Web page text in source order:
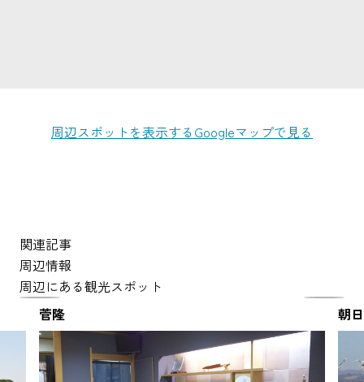
周辺スポットを表示するGoogleマップで見る
関連記事
周辺情報
周辺にある観光スポット
菅隆
朝